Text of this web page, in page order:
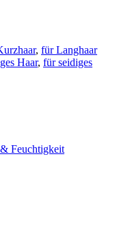
, für Langhaar
Haar, für seidiges
Feuchtigkeit